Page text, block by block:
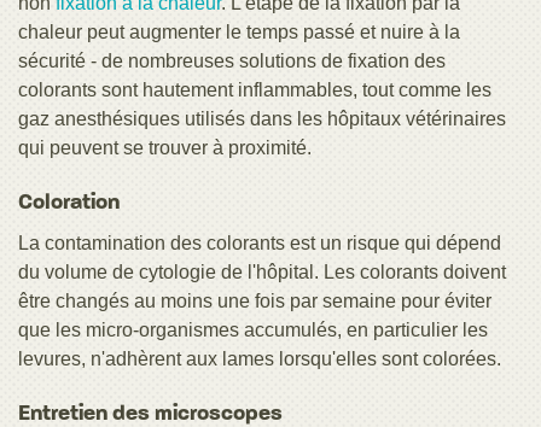
chaleur peut augmenter le temps passé et nuire à la
sécurité - de nombreuses solutions de fixation des
colorants sont hautement inflammables, tout comme les
gaz anesthésiques utilisés dans les hôpitaux vétérinaires
qui peuvent se trouver à proximité.
Coloration
La contamination des colorants est un risque qui dépend
du volume de cytologie de l'hôpital. Les colorants doivent
être changés au moins une fois par semaine pour éviter
que les micro-organismes accumulés, en particulier les
levures, n'adhèrent aux lames lorsqu'elles sont colorées.
Entretien des microscopes